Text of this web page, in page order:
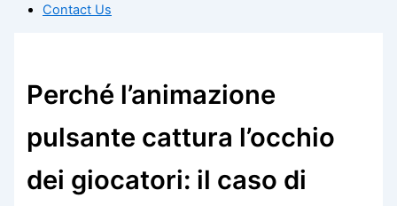
Contact Us
Perché l’animazione
pulsante cattura l’occhio
dei giocatori: il caso di